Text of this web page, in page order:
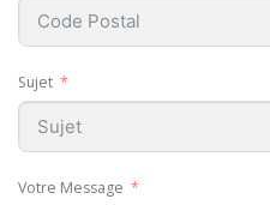
Sujet
Votre Message